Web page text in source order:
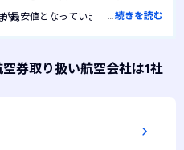
す。
最安値となっていました。1年間を
…続きを読む
券取り扱い航空会社は1社